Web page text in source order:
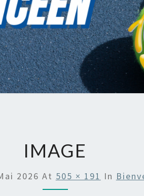
IMAGE
2026 At 505 × 191 In